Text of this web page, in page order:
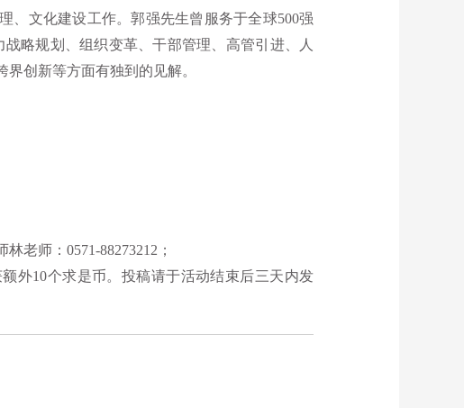
、文化建设工作。郭强先生曾服务于全球500强
略规划、组织变革、干部管理、高管引进、人
创新等方面有独到的见解。
老师：0571-88273212；
外10个求是币。投稿请于活动结束后三天内发